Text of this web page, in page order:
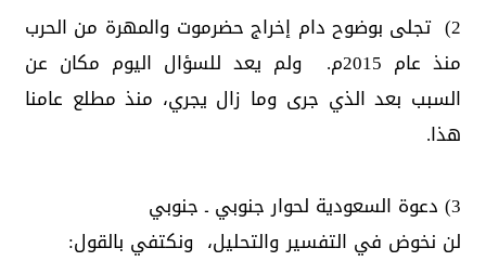
2) تجلى بوضوح دام إخراج حضرموت والمهرة من الحرب
منذ عام 2015م. ولم يعد للسؤال اليوم مكان عن
السبب بعد الذي جرى وما زال يجري، منذ مطلع عامنا
هذا.
3) دعوة السعودية لحوار جنوبي ـ جنوبي
لن نخوض في التفسير والتحليل، ونكتفي بالقول: